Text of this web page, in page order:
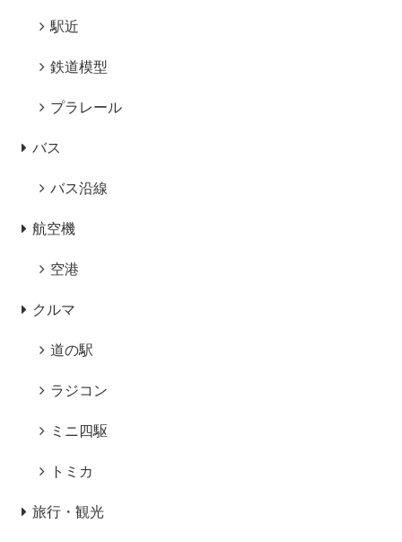
駅近
鉄道模型
プラレール
バス
バス沿線
航空機
空港
クルマ
道の駅
ラジコン
ミニ四駆
トミカ
旅行・観光